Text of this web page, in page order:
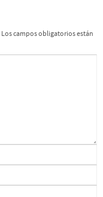
Los campos obligatorios están